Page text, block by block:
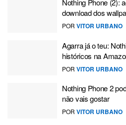
Nothing Phone (2):
download dos
POR VITOR URBANO
Agarra já o teu:
históricos na
POR VITOR URBANO
Nothing Phone 2
não vais gostar
POR VITOR URBANO